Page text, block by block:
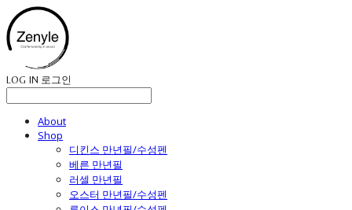
LOG IN 로그인
About
Shop
디킨스 만년필/수성펜
베른 만년필
러셀 만년필
오스터 만년필/수성펜